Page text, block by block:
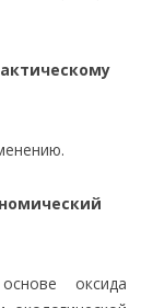
оксида